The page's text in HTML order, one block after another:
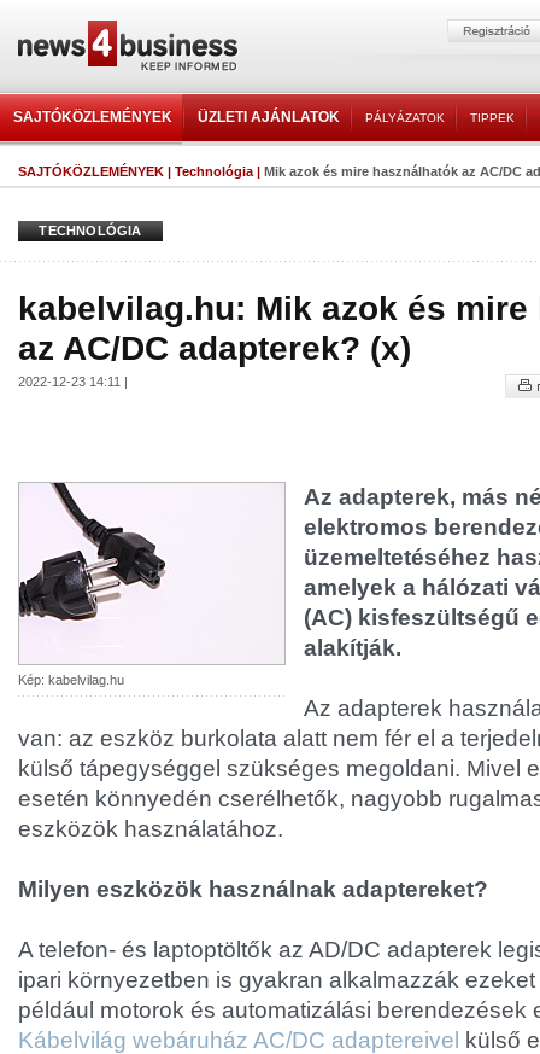
SAJTÓKÖZLEMÉNYEK ÜZLETI AJÁNLATOK PÁLYÁZATOK TIPPEK
SAJTÓKÖZLEMÉNYEK | Technológia | Mik azok és mire használhatók az AC/DC
TECHNOLÓGIA
kabelvilag.hu: Mik azok és
az AC/DC adapterek? (x)
2022-12-23 14:11 |
Kép: kabelvilag.hu
Az adapterek, más
elektromos
üzemeltetéséhez
amelyek a hálózati
(AC) kisfeszültségű
alakítják.
Az adapterek
van: az eszköz burkolata alatt nem fér el a
külső tápegységgel szükséges megoldani. Mivel
esetén könnyedén cserélhetők, nagyobb
eszközök használatához.
Milyen eszközök használnak adaptereket?
A telefon- és laptoptöltők az AD/DC adapterek
ipari környezetben is gyakran alkalmazzák
például motorok és automatizálási berendezések
Kábelvilág webáruház AC/DC adaptereivel
külső